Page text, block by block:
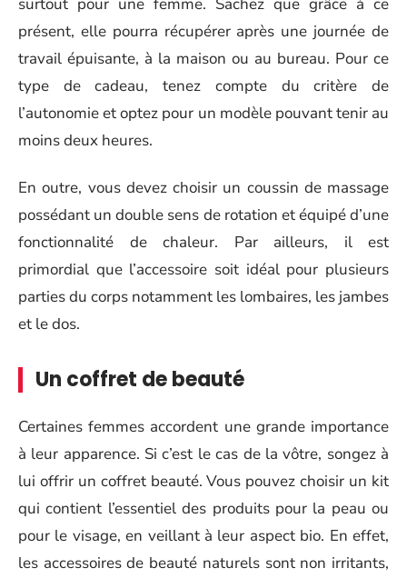
présent, elle pourra récupérer après une journée de
travail épuisante, à la maison ou au bureau. Pour ce
type de cadeau, tenez compte du critère de
l’autonomie et optez pour un modèle pouvant tenir au
moins deux heures.
En outre, vous devez choisir un coussin de massage
possédant un double sens de rotation et équipé d’une
fonctionnalité de chaleur. Par ailleurs, il est
primordial que l’accessoire soit idéal pour plusieurs
parties du corps notamment les lombaires, les jambes
et le dos.
Un coffret de beauté
Certaines femmes accordent une grande importance
à leur apparence. Si c’est le cas de la vôtre, songez à
lui offrir un coffret beauté. Vous pouvez choisir un kit
qui contient l’essentiel des produits pour la peau ou
pour le visage, en veillant à leur aspect bio. En effet,
les accessoires de beauté naturels sont non irritants,